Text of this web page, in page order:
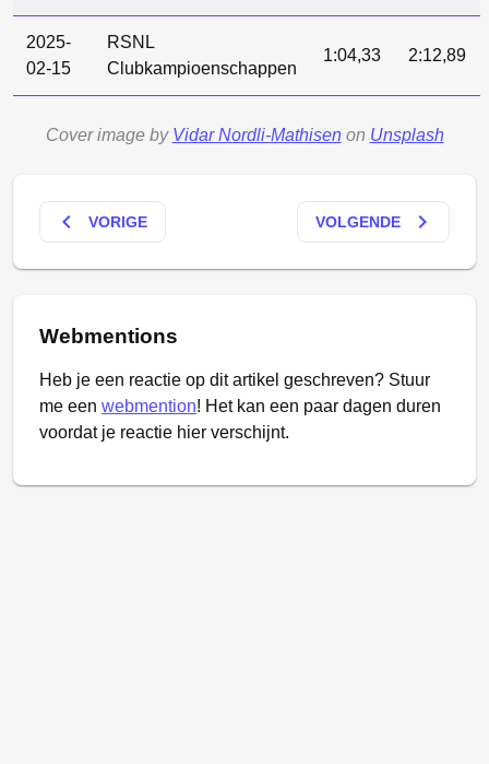
2025-
02-15
RSNL
Clubkampioenschappen
1:04,33 2:12,89
Cover image by Vidar Nordli-Mathisenon Unsplash
keyboard_arrow_left VORIGE VOLGENDE keyboard_arrow_right
Webmentions
Heb je een reactie op dit artikel geschreven? Stuur
me een webmention! Het kan een paar dagen duren
voordat je reactie hier verschijnt.